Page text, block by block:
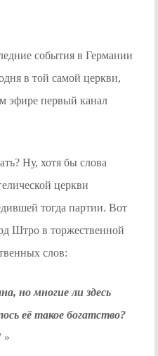
события в Германии
в той самой церкви,
эфире первый канал
Ну, хотя бы слова
церкви
тогда партии. Вот
Штро в торжественной
слов:
но многие ли здесь
её такое богатство?
»